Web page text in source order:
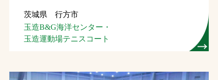
茨城県 行方市
玉造B&G海洋センター・
玉造運動場テニスコート